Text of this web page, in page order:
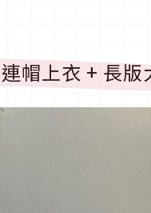
連帽上衣 + 長版